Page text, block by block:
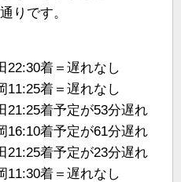
りです。
着＝遅れなし
着＝遅れなし
着予定が53分遅れ
着予定が61分遅れ
着予定が23分遅れ
着＝遅れなし